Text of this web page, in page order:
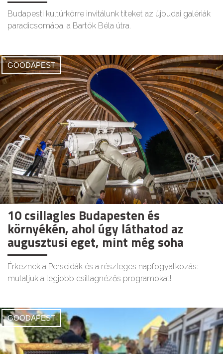
Budapesti kultúrkörre invitálunk titeket az újbudai galériák
paradicsomába, a Bartók Béla útra.
GOODAPEST
10 csillagles Budapesten és
környékén, ahol úgy láthatod az
augusztusi eget, mint még soha
Érkeznek a Perseidák és a részleges napfogyatkozás:
mutatjuk a legjobb csillagnézős programokat!
GOODAPEST